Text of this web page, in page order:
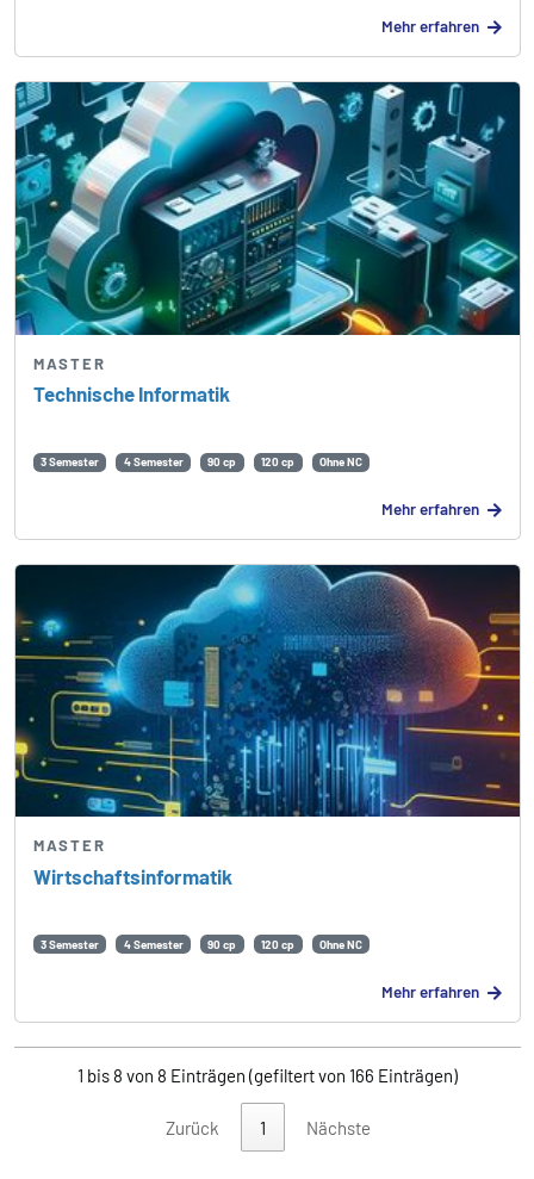
Mehr erfahren
Technische Informatik
MASTER
3 Semester 4 Semester 90 cp 120 cp Ohne NC
Mehr erfahren
Wirtschafts­informatik
MASTER
3 Semester 4 Semester 90 cp 120 cp Ohne NC
Mehr erfahren
1 bis 8 von 8 Einträgen (gefiltert von 166 Einträgen)
Zurück 1 Nächste